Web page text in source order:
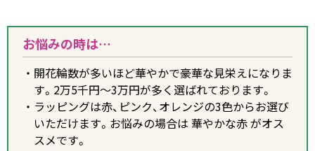
お悩みの時は…
開花輪数が多いほど華やかで豪華な見栄えになりま
す。2万5千円～3万円が多く選ばれております。
ラッピングは赤、ピンク、オレンジの3色からお選び
いただけます。お悩みの場合は 華やかな赤 がオス
スメです。